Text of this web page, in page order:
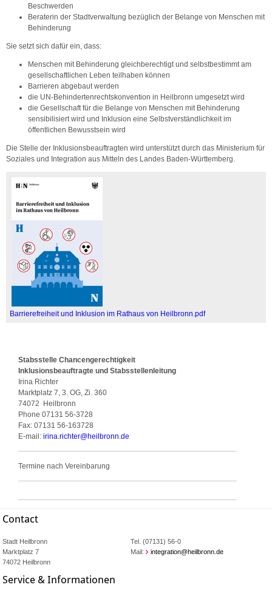
Beschwerden
Beraterin der Stadtverwaltung bezüglich der Belange von Menschen mit
Behinderung
Sie setzt sich dafür ein, dass:
Menschen mit Behinderung gleichberechtigt und selbstbestimmt am
gesellschaftlichen Leben teilhaben können
Barrieren abgebaut werden
die UN-Behindertenrechtskonvention in Heilbronn umgesetzt wird
die Gesellschaft für die Belange von Menschen mit Behinderung
sensibilisiert wird und Inklusion eine Selbstverständlichkeit im
öffentlichen Bewusstsein wird
Die Stelle der Inklusionsbeauftragten wird unterstützt durch das Ministerium für
Soziales und Integration aus Mitteln des Landes Baden-Württemberg.
Barrierefreiheit und Inklusion im Rathaus von Heilbronn.pdf
Stabsstelle Chancengerechtigkeit
Inklusionsbeauftragte und Stabsstellenleitung
Irina Richter
Marktplatz 7, 3. OG, Zi. 360
74072
Heilbronn
Phone 07131 56-3728
Fax: 07131 56-163728
E-mail: irina.richter@heilbronn.de
Termine nach Vereinbarung
Contact
Stadt Heilbronn
Marktplatz 7
74072 Heilbronn
Tel. (07131) 56-0
Mail:
integration@heilbronn.de
Service & Informationen